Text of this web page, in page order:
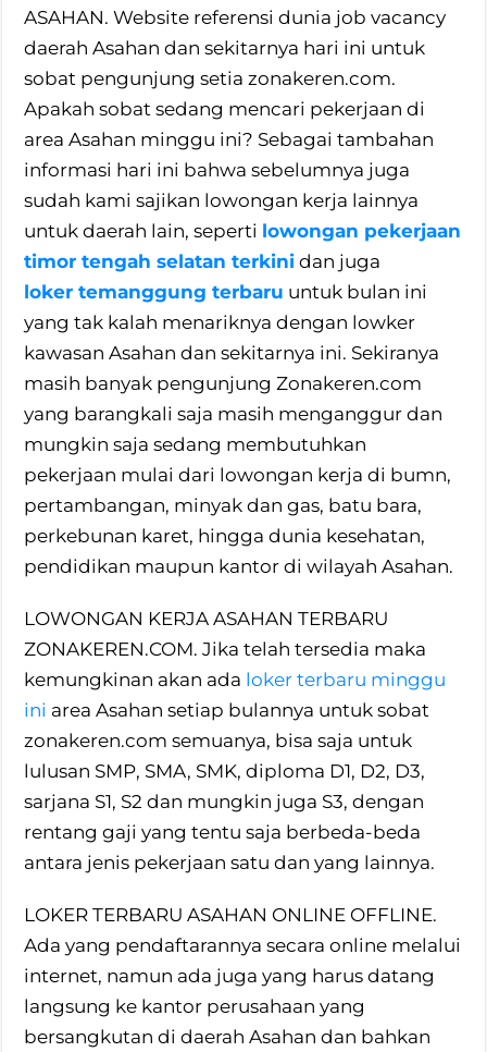
ASAHAN. Website referensi dunia job vacancy
daerah Asahan dan sekitarnya hari ini untuk
sobat pengunjung setia zonakeren.com.
Apakah sobat sedang mencari pekerjaan di
area Asahan minggu ini? Sebagai tambahan
informasi hari ini bahwa sebelumnya juga
sudah kami sajikan lowongan kerja lainnya
untuk daerah lain, seperti lowongan pekerjaan
timor tengah selatan terkini dan juga
loker temanggung terbaru untuk bulan ini
yang tak kalah menariknya dengan lowker
kawasan Asahan dan sekitarnya ini. Sekiranya
masih banyak pengunjung Zonakeren.com
yang barangkali saja masih menganggur dan
mungkin saja sedang membutuhkan
pekerjaan mulai dari lowongan kerja di bumn,
pertambangan, minyak dan gas, batu bara,
perkebunan karet, hingga dunia kesehatan,
pendidikan maupun kantor di wilayah Asahan.
LOWONGAN KERJA ASAHAN TERBARU
ZONAKEREN.COM. Jika telah tersedia maka
kemungkinan akan ada loker terbaru minggu
ini area Asahan setiap bulannya untuk sobat
zonakeren.com semuanya, bisa saja untuk
lulusan SMP, SMA, SMK, diploma D1, D2, D3,
sarjana S1, S2 dan mungkin juga S3, dengan
rentang gaji yang tentu saja berbeda-beda
antara jenis pekerjaan satu dan yang lainnya.
LOKER TERBARU ASAHAN ONLINE OFFLINE.
Ada yang pendaftarannya secara online melalui
internet, namun ada juga yang harus datang
langsung ke kantor perusahaan yang
bersangkutan di daerah Asahan dan bahkan